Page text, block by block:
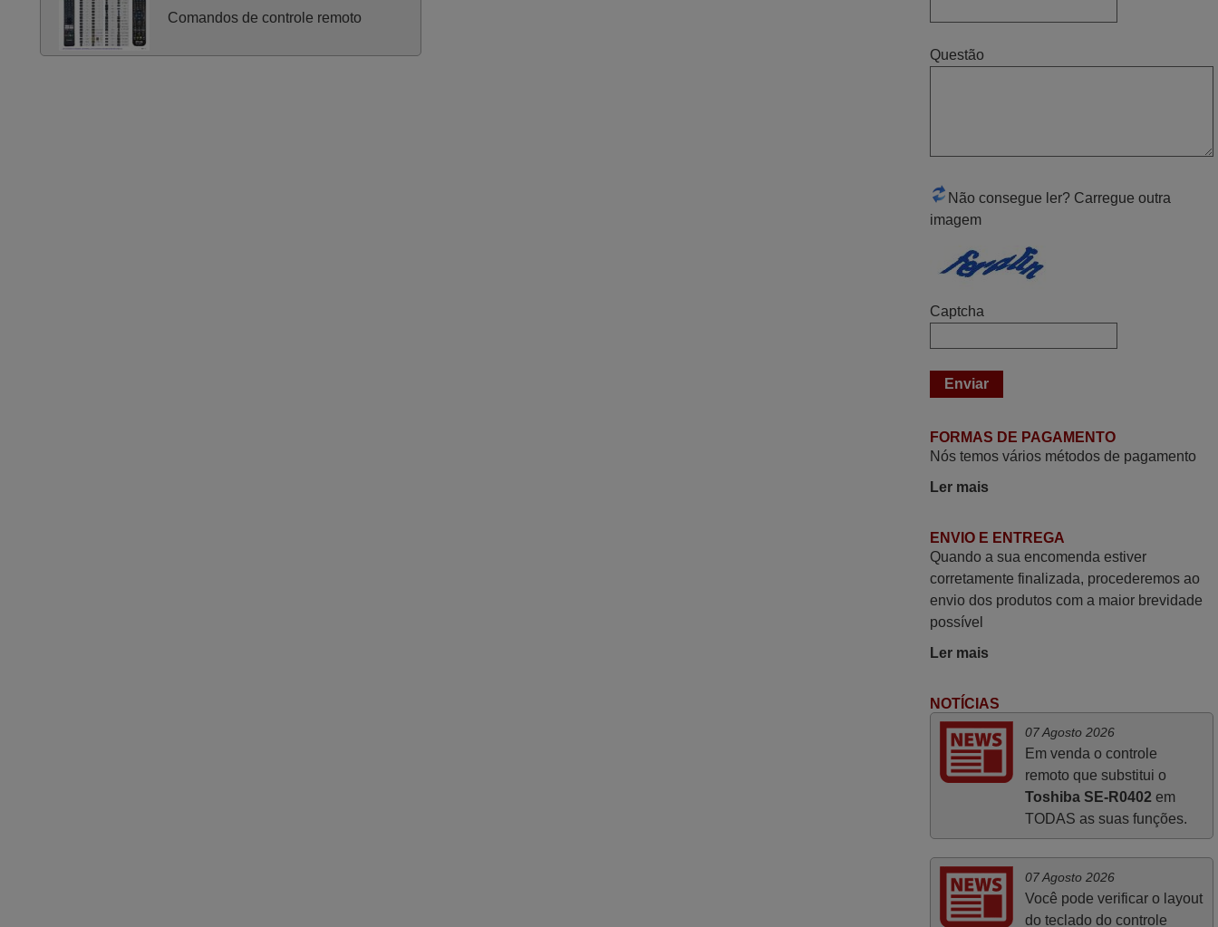
Comandos de controle remoto
o meu testemunho sobre a experiência
que tive com a vossa Empresa durante a
minha encomenda supra: Acolhimento da
encomenda, informação ao cliente,
clareza de instruções durante o processo,
prazos A TUDO ISTO DOU DOU A NOTA
continuem, pois infelizmente vai sendo
eficiente como a demonstrada por vós.
A funcionar de imediato. 100%. Obrigado
Bom dia. Estou extremamente satisfeita
com o comando e seu funcionamento
perfeito, a rapidez na entrega e a vossa
eficiência no processo. Gostaria de
salientar que foi de extrema importância a
vossa informação acerca de como usar o
comando sem usar por marca mas
passando pelos códigos. Ninguém em
loja nenhuma me tinha explicado como
Questão
Não consegue ler? Carregue outra
imagem
Captcha
FORMAS DE PAGAMENTO
Nós temos vários métodos de pagamento
Ler mais
ENVIO E ENTREGA
Quando a sua encomenda estiver
corretamente finalizada, procederemos ao
envio dos produtos com a maior brevidade
possível
Ler mais
NOTÍCIAS
07 Agosto 2026
Em venda o controle
remoto que substitui o
Toshiba SE-R0402 em
TODAS as suas funções.
07 Agosto 2026
Você pode verificar o layout
do teclado do controle